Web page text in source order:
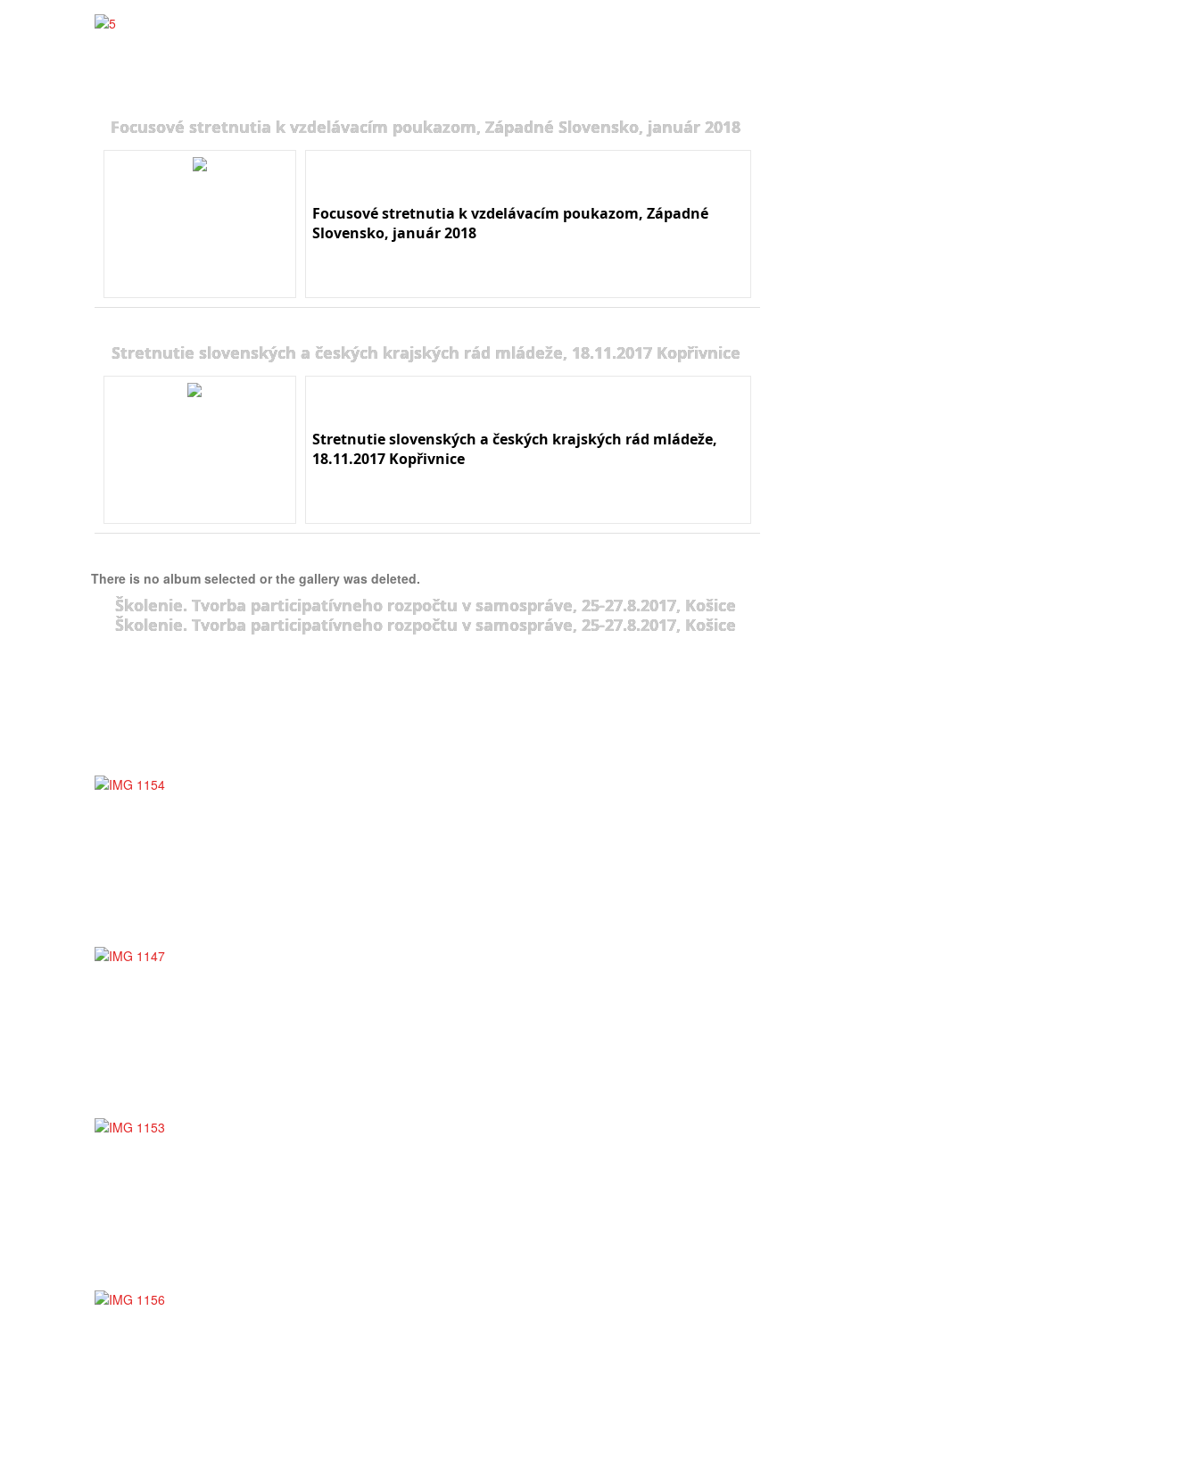
Focusové stretnutia k vzdelávacím poukazom, Západné Slovensko, január 2018
Focusové stretnutia k vzdelávacím poukazom, Západné
Slovensko, január 2018
Stretnutie slovenských a českých krajských rád mládeže, 18.11.2017 Kopřivnice
Stretnutie slovenských a českých krajských rád mládeže,
18.11.2017 Kopřivnice
There is no album selected or the gallery was deleted.
Školenie. Tvorba participatívneho rozpočtu v samospráve, 25-27.8.2017, Košice
Školenie. Tvorba participatívneho rozpočtu v samospráve, 25-27.8.2017, Košice